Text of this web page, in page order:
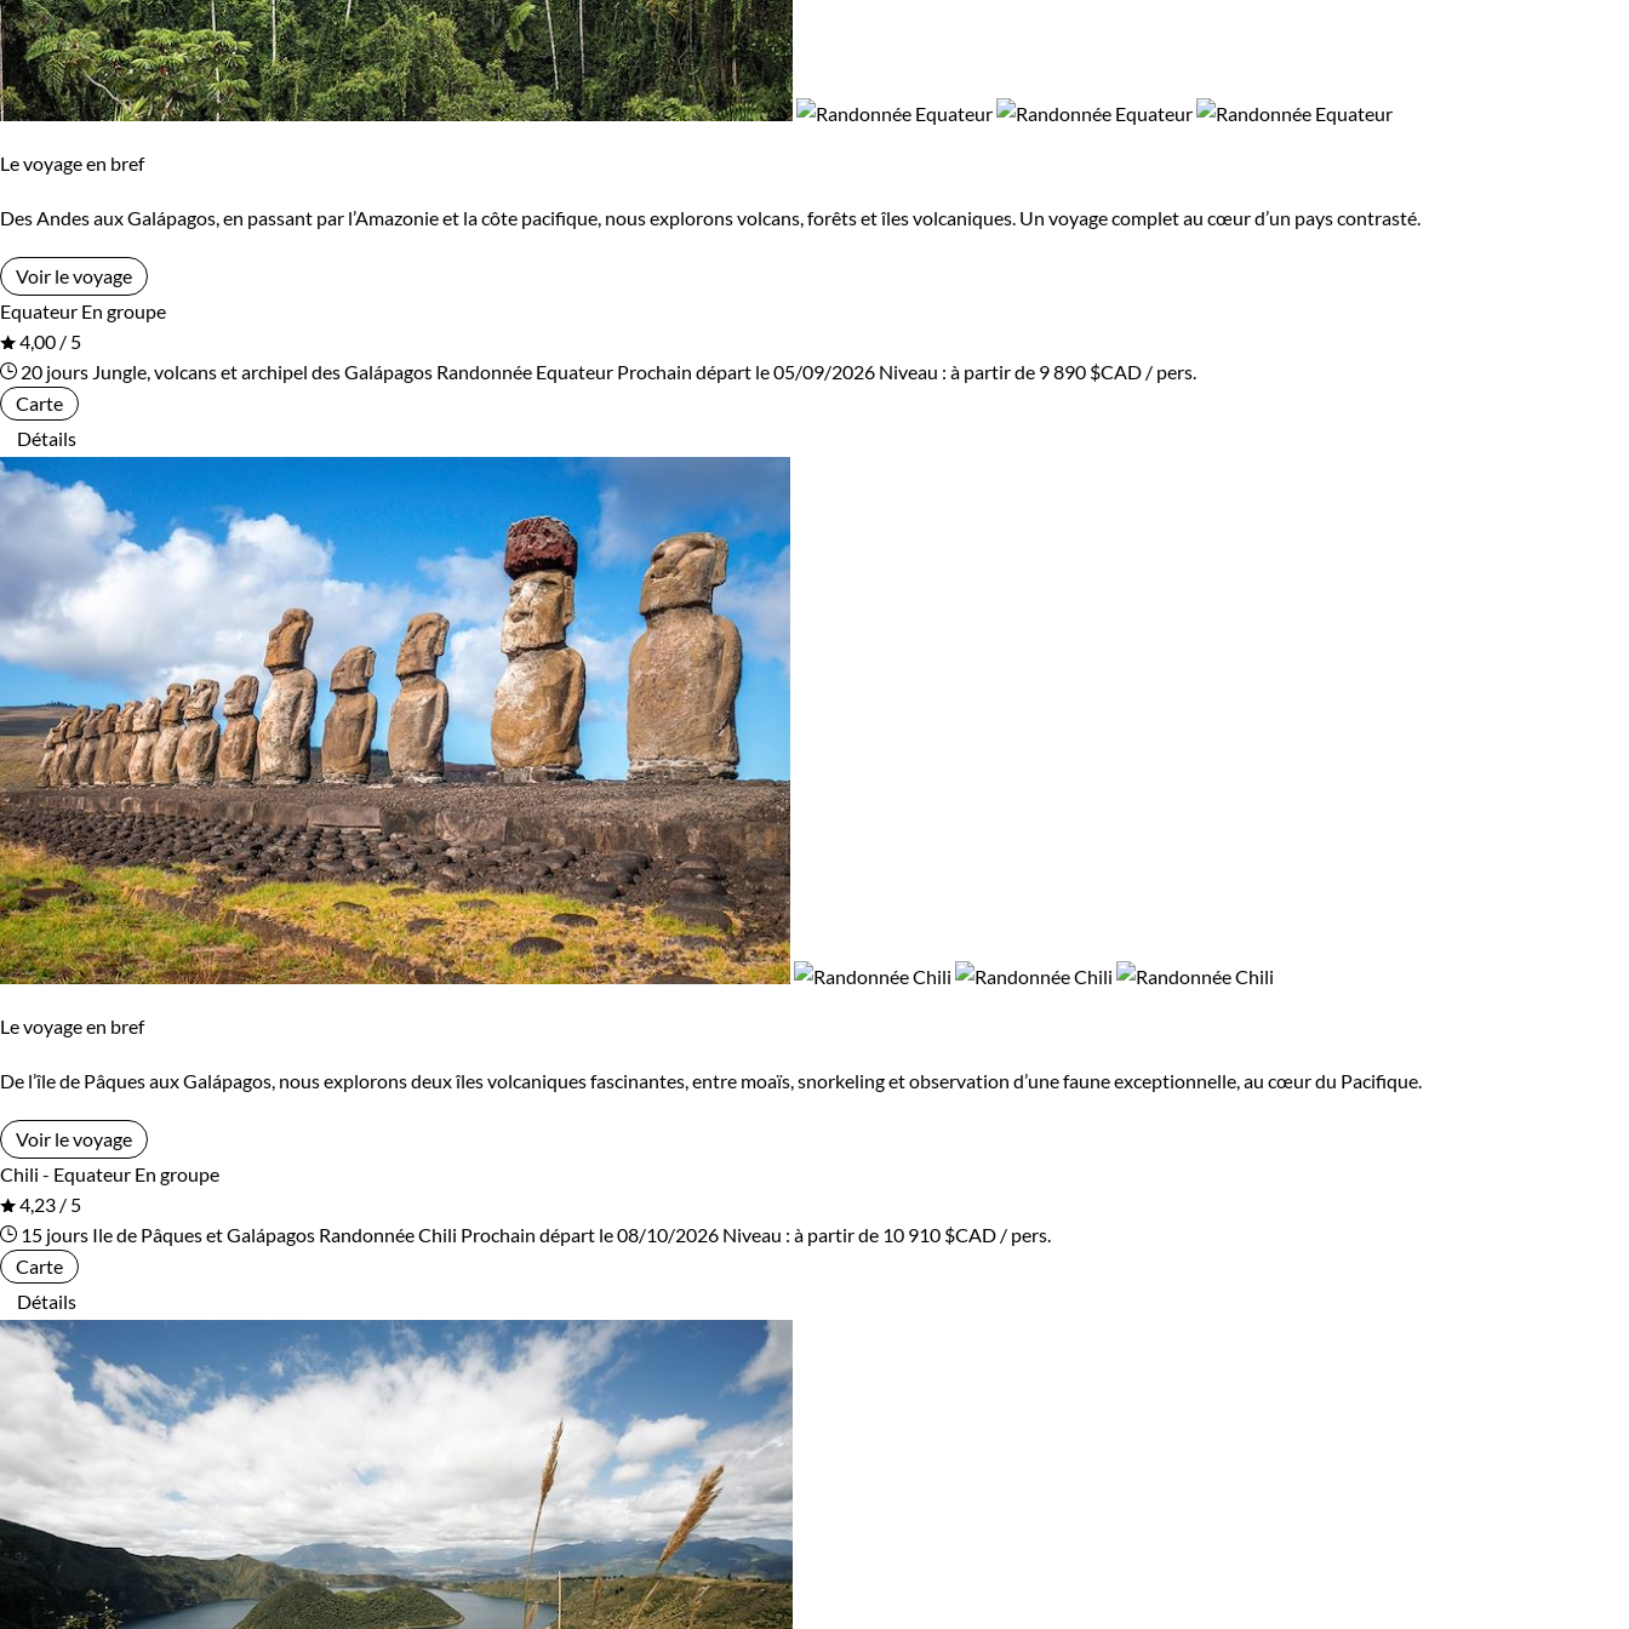
Le voyage en bref
Des Andes aux Galápagos, en passant par l’Amazonie et la côte pacifique, nous explorons volcans, forêts et îles volcaniques. Un voyage complet au cœur d’un pays contrasté.
Voir le voyage
Equateur En groupe
4,00 / 5
20 jours Jungle, volcans et archipel des Galápagos Randonnée Equateur Prochain départ le 05/09/2026 Niveau : à partir de 9 890 $CAD / pers.
Carte
Détails
Le voyage en bref
De l’île de Pâques aux Galápagos, nous explorons deux îles volcaniques fascinantes, entre moaïs, snorkeling et observation d’une faune exceptionnelle, au cœur du Pacifique.
Voir le voyage
Chili - Equateur En groupe
4,23 / 5
15 jours Ile de Pâques et Galápagos Randonnée Chili Prochain départ le 08/10/2026 Niveau : à partir de 10 910 $CAD / pers.
Carte
Détails